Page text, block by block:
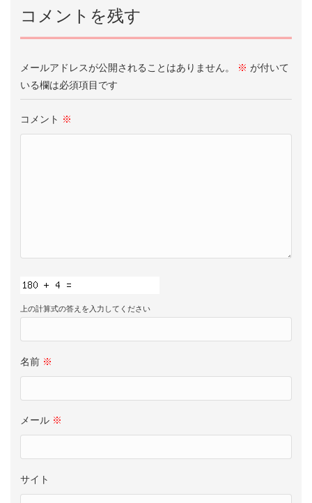
コメントを残す
メールアドレスが公開されることはありません。 ※ が付いて
いる欄は必須項目です
コメント ※
上の計算式の答えを入力してください
名前 ※
メール ※
サイト